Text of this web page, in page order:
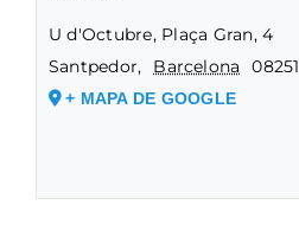
U d'Octubre, Plaça Gran, 4
Santpedor, Barcelona 08251
+ MAPA DE GOOGLE